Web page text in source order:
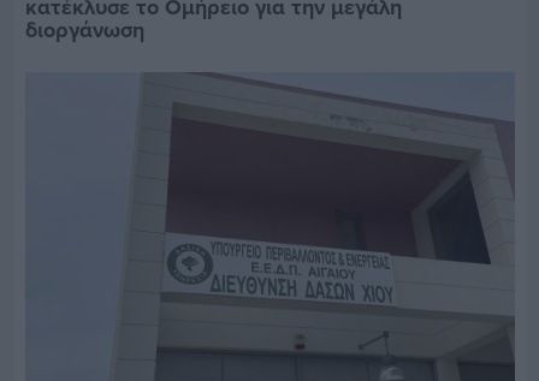
κατέκλυσε το Ομήρειο για την μεγάλη
διοργάνωση